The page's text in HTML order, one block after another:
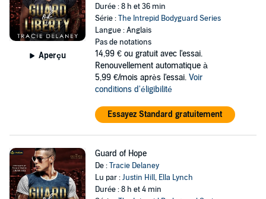
Aperçu
Durée : 8 h et 36 min
Série :The Intrepid Bodyguard Series
Langue : Anglais
Pas de notations
14,99 € ou gratuit avec l'essai.
Renouvellement automatique à
5,99 €/mois après l'essai. Voir
conditions d'éligibilité
Essayez Standard gratuitement
Guard of Hope
De :Tracie Delaney
Lu par :Justin Hill, Ella Lynch
Durée : 8 h et 4 min